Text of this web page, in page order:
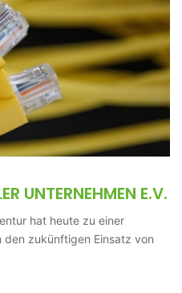
UNTERNEHMEN E.V.
hat heute zu einer
den zukünftigen Einsatz von